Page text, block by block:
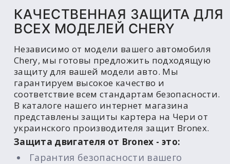
КАЧЕСТВЕННАЯ ЗАЩИТА ДЛЯ
ВСЕХ МОДЕЛЕЙ CHERY
Независимо от модели вашего автомобиля
Chery, мы готовы предложить подходящую
защиту для вашей модели авто. Мы
гарантируем высокое качество и
соответствие всем стандартам безопасности.
В каталоге нашего интернет магазина
представлены защиты картера на Чери от
украинского производителя защит Bronex.
Защита двигателя от Bronex - это:
Гарантия безопасности вашего